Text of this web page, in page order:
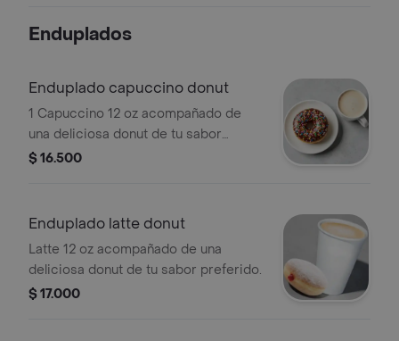
Enduplados
Enduplado capuccino donut
1 Capuccino 12 oz acompañado de
una deliciosa donut de tu sabor
preferido.
$ 16.500
Enduplado latte donut
Latte 12 oz acompañado de una
deliciosa donut de tu sabor preferido.
$ 17.000